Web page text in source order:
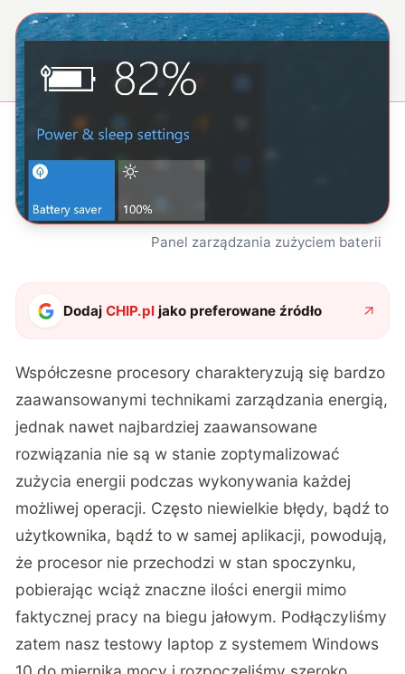
Panel zarządzania zużyciem baterii
DodajCHIP.pl jako preferowane źródło
Współczesne procesory charakteryzują się bardzo
zaawansowanymi technikami zarządzania energią,
jednak nawet najbardziej zaawansowane
rozwiązania nie są w stanie zoptymalizować
zużycia energii podczas wykonywania każdej
możliwej operacji. Często niewielkie błędy, bądź to
użytkownika, bądź to w samej aplikacji, powodują,
że procesor nie przechodzi w stan spoczynku,
pobierając wciąż znaczne ilości energii mimo
faktycznej pracy na biegu jałowym. Podłączyliśmy
zatem nasz testowy laptop z systemem Windows